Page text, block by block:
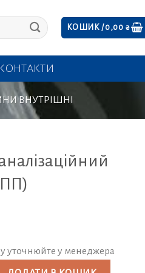
КОШИК /0,00 ₴
КОНТАКТИ
ВНУТРІШНІ
уточнюйте у менеджера
Ø110х45° (ПП) кількість